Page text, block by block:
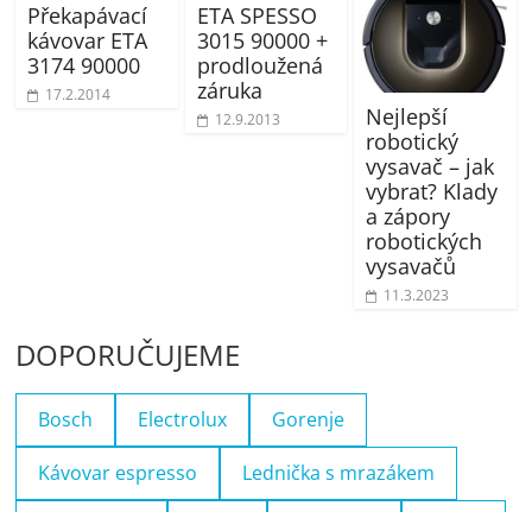
Překapávací
kávovar ETA
3174 90000
17.2.2014
ETA SPESSO
3015 90000 +
prodloužená
záruka
12.9.2013
Nejlepší
robotický
vysavač – jak
vybrat? Klady
a zápory
robotických
vysavačů
11.3.2023
DOPORUČUJEME
Bosch Electrolux Gorenje
Kávovar espresso Lednička s mrazákem